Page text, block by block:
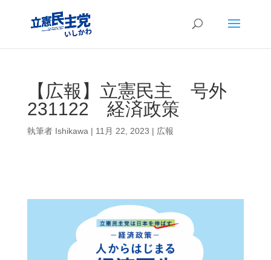
【広報】立憲民主 号外
231122 経済政策
執筆者 Ishikawa | 11月 22, 2023 | 広報